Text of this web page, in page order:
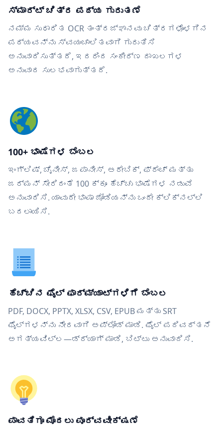
ಸ್ಮಾರ್ಟ್ ಚಿತ್ರ ಪಠ್ಯ ಗುರುತಣೆ
ನಮ್ಮ ಸುಧಾರಿತ OCR ತಂತ್ರಜ್ಞಾನವು ಚಿತ್ರಗಳೊಳಗಿನ
ಪಠ್ಯವನ್ನು ಸ್ವಯಂಚಾಲಿತವಾಗಿ ಗುರುತಿಸಿ
ಅನುವಾದಿಸುತ್ತದೆ, ಇದರಿಂದ ಸಂಕೀರ್ಣ ದಾಖಲಗಳ
ಅನುವಾದ ಸುಲಭವಾಗುತ್ತದೆ.
100+ ಭಾಷೆಗಳ ಬೆಂಬಲ
ಇಂಗ್ಲಿಷ್, ಚೈನೀಸ್, ಜಪಾನೀಸ್, ಅರೇಬಿಕ್, ಫ್ರೆಂಚ್ ಮತ್ತು
ಜರ್ಮನ್ ಸೇರಿದಂತೆ 100 ಕ್ಕೂ ಹೆಚ್ಚು ಭಾಷೆಗಳ ನಡುವೆ
ಅನುವಾದಿಸಿ. ಯಾವುದೇ ಭಾಷಾ ಜೋಡಿಯನ್ನು ಒಂದೇ ಕ್ಲಿಕ್‌ನಲ್ಲಿ
ಬದಲಾಯಿಸಿ.
ಹೆಚ್ಚಿನ ಫೈಲ್ ಫಾರ್ಮ್ಯಾಟ್‌ಗಳಿಗೆ ಬೆಂಬಲ
PDF, DOCX, PPTX, XLSX, CSV, EPUB ಮತ್ತು SRT
ಫೈಲ್‌ಗಳನ್ನು ನೇರವಾಗಿ ಅಪ್ಲೋಡ್ ಮಾಡಿ. ಫೈಲ್ ಪರಿವರ್ತನೆ
ಅಗತ್ಯವಿಲ್ಲ—ಡ್ರ್ಯಾಗ್ ಮಾಡಿ, ಬಿಟ್ಟು ಅನುವಾದಿಸಿ.
ಪಾವತಿಗೂ ಮೊದಲು ಪೂರ್ವವೀಕ್ಷಣೆ